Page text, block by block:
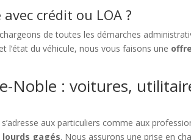
crédit ou LOA ?
de toutes les démarches
du véhicule, nous vous faisons une
Noble : voitures,
s’adresse aux particuliers comme aux
lourds gagés. Nous assurons une prise en